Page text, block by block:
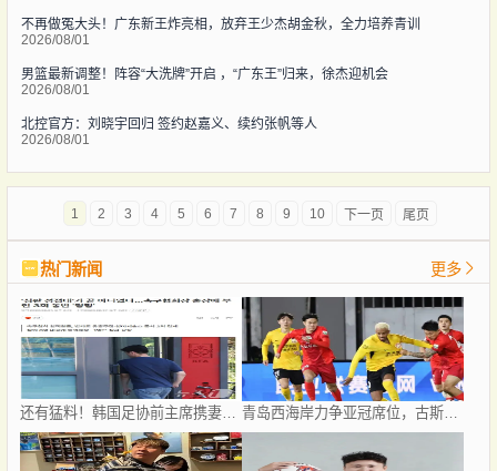
不再做冤大头！广东新王炸亮相，放弃王少杰胡金秋，全力培养青训
2026/08/01
男篮最新调整！阵容“大洗牌”开启 ，“广东王”归来，徐杰迎机会
2026/08/01
北控官方：刘晓宇回归 签约赵嘉义、续约张帆等人
2026/08/01
1 2 3 4 5 6 7 8 9 10 下一页 尾页
热门新闻 更多
还有猛料！韩国足协前主席携妻公款旅游 18人挪用2亿韩元 青岛西海岸力争亚冠席位，古斯塔沃能否提升表现？